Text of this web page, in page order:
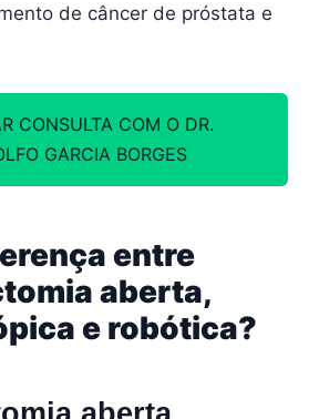
de câncer de próstata e
CONSULTA COM O DR.
GARCIA BORGES
entre
aberta,
e robótica?